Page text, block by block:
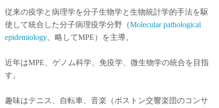
従来の疫学と病理学を分子生物学と生物統計学的手法を駆
使して統合した分子病理疫学分野（Molecular pathological
epidemiology 、略してMPE）を主導。
近年はMPE 、ゲノム科学、免疫学、微生物学の統合を目指
す。
趣味はテニス、自転車、音楽（ボストン交響楽団のコンサ